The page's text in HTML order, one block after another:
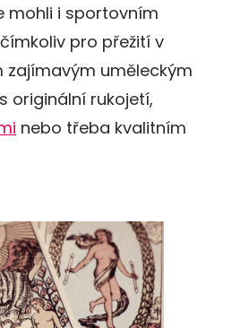
mohli i sportovním
pro přežití v
zajímavým uměleckým
originální rukojetí,
nebo třeba kvalitním